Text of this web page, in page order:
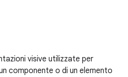
visive utilizzate per
componente o di un elemento